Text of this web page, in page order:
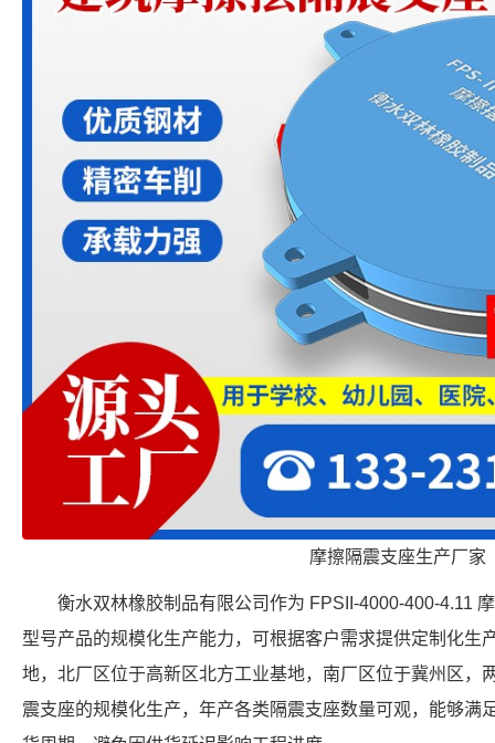
摩擦隔震支座生产厂家
衡水双林橡胶制品有限公司作为 FPSII-4000-400-4.11
型号产品的规模化生产能力，可根据客户需求提供定制化生
地，北厂区位于高新区北方工业基地，南厂区位于冀州区，
震支座的规模化生产，年产各类隔震支座数量可观，能够满